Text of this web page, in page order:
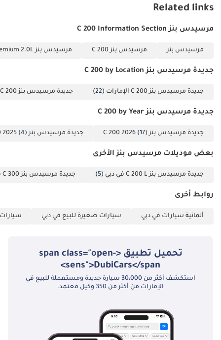
Related links
مرسيدس بنز C 200 Information Section
مرسيدس بنز مرسيدس بنز C 200 مرسيدس بنز C 200 Premium 2.0L
جديدة مرسيدس بنز C 200 by Location
جديدة مرسيدس بنز C 200 الإمارات (22) جديدة مرسيدس بنز C 200 دبي
جديدة مرسيدس بنز C 200 by Year
جديدة مرسيدس بنز C 200 2026(17) جديدة مرسيدس بنز C 200 2025(4)
بعض موديلات مرسيدس بنز الأخرى
جديدة مرسيدس بنز C 200 L في دبي (5) جديدة مرسيدس بنز C 300 في دبي
روابط أخرى
ألمانية سيارات في دبي سيارات صغيرة للبيع في دبي سيارات
تحميل تطبيق <span class="open-
sens">DubiCars</span>
استكشف أكثر من 30،000 سيارة جديدة ومستعملة للبيع في
الإمارات من أكثر من 350 وكيل معتمد.
خبراء السوق. يُرجى دائماً فحص السيارة قبل الشراء.